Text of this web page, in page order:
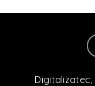
Digitalizatec